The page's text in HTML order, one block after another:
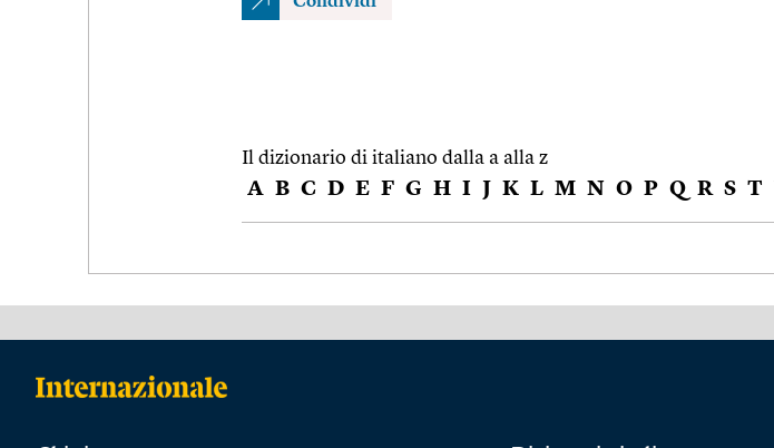
Il dizionario di italiano dalla a alla z
A B C D E F G H I J K L M N O P Q R S T